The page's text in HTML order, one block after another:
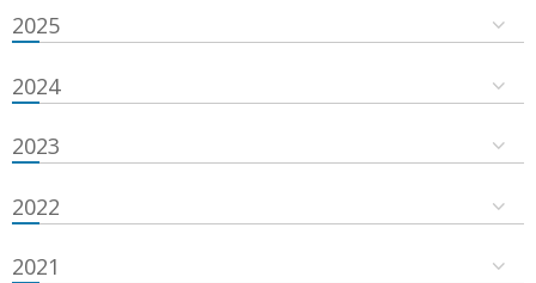
2025
2024
2023
2022
2021